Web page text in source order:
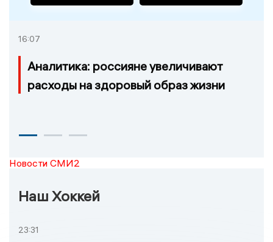
16:07
Аналитика: россияне увеличивают
расходы на здоровый образ жизни
Новости СМИ2
Наш Хоккей
23:31